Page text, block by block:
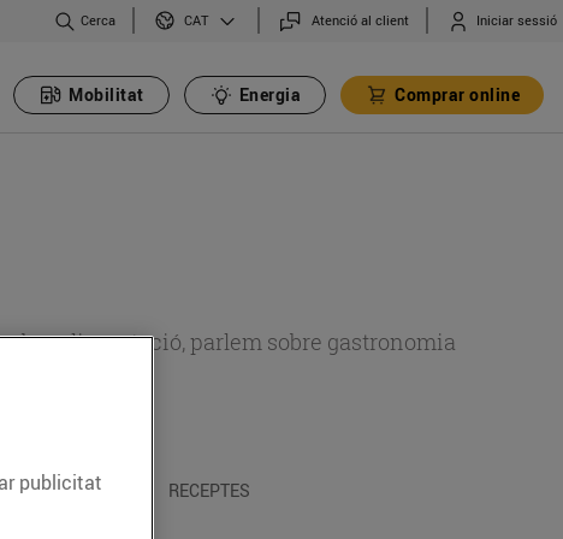
Cerca CAT Atenció al client Iniciar sessió
Mobilitat Energia Comprar online
alimentació, parlem sobre gastronomia
I TRADICIONS RECEPTES
publicitat